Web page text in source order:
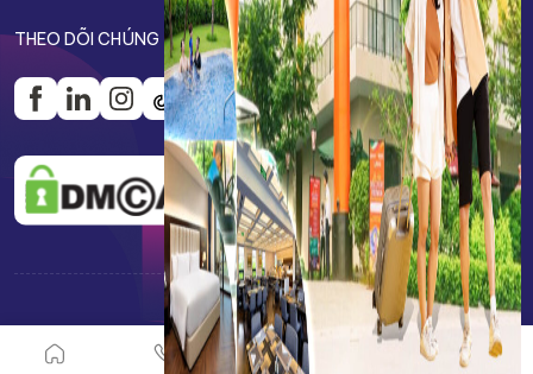
THEO DÕI CHÚNG TÔI
Copyright 2021 @ Lalago - Bản quyền thuộc về Lalago Group
Chat live